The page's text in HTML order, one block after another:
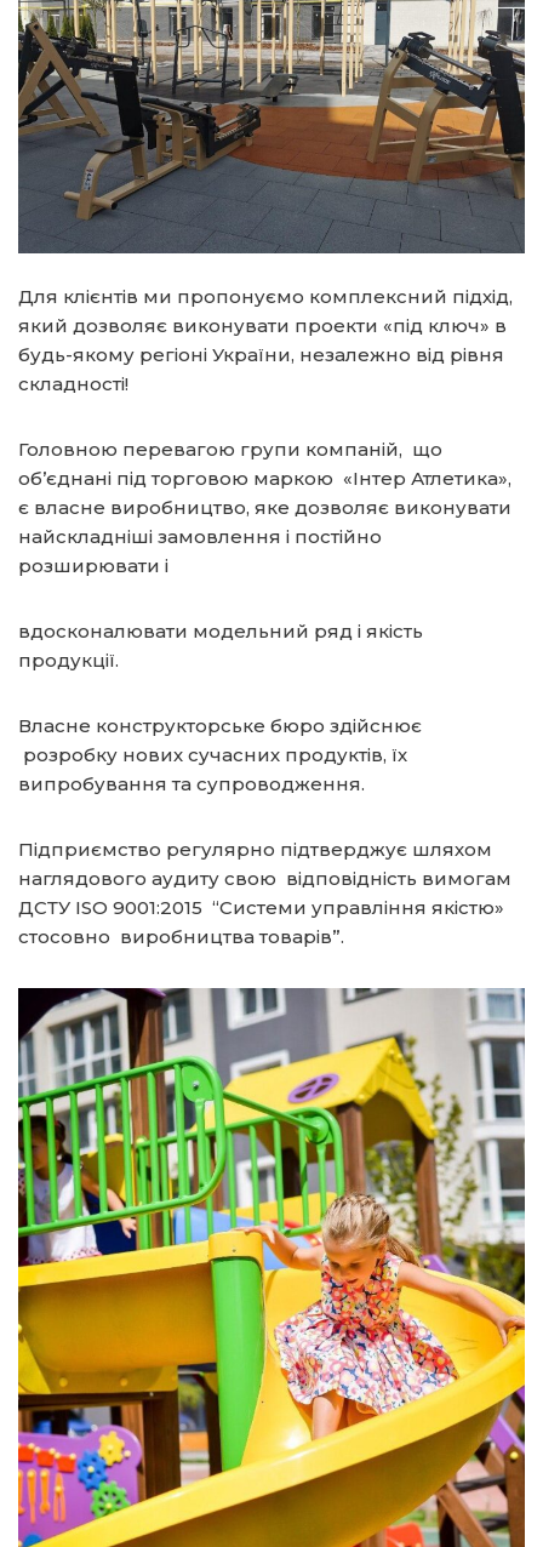
Для клієнтів ми пропонуємо комплексний підхід,
який дозволяє виконувати проекти «під ключ» в
будь-якому регіоні України, незалежно від рівня
складності!
Головною перевагою групи компаній, що
об’єднані під торговою маркою «Інтер Атлетика»,
є власне виробництво, яке дозволяє виконувати
найскладніші замовлення і постійно
розширювати і
вдосконалювати модельний ряд і якість
продукції.
Власне конструкторське бюро здійснює
розробку нових сучасних продуктів, їх
випробування та супроводження.
Підприємство регулярно підтверджує шляхом
наглядового аудиту свою відповідність вимогам
ДСТУ ISO 9001:2015 “Системи управління якістю»
стосовно виробництва товарів”.